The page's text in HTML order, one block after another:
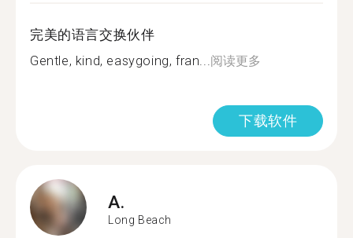
完美的语言交换伙伴
Gentle, kind, easygoing, fran...阅读更多
下载软件
A.
Long Beach